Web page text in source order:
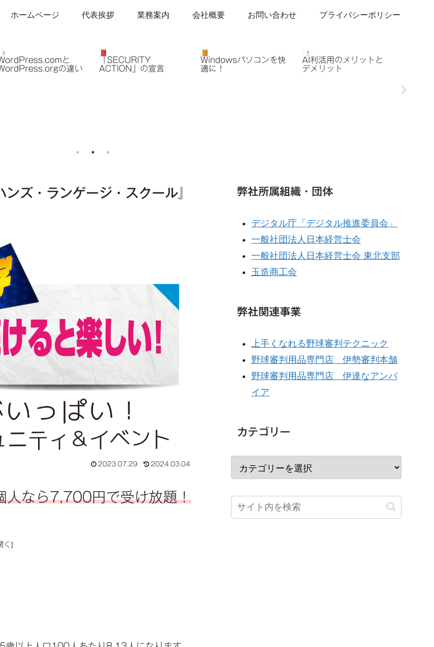
ホームページ 代表挨拶 業務案内 会社概要 お問い合わせ プライバシーポリシー
ホームページ作成
と
の違い
セキュリティ対策
「SECURITY
ACTION」の宣言
パソコン快適化サービス
Windowsパソコンを快
適に！
生成AI
AI利活用のメリットと
デメリット
ズ・ランゲージ・スクール』
2023.07.29 2024.03.04
人なら7,700円で受け放題！
弊社所属組織・団体
デジタル庁「デジタル推進委員会」
一般社団法人日本経営士会
一般社団法人日本経営士会 東北支部
玉造商工会
弊社関連事業
上手くなれる野球審判テクニック
野球審判用品専門店 伊勢審判本舗
野球審判用品専門店 伊達なアンパ
イア
カテゴリー